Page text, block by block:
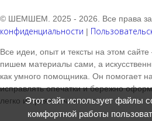
© ШЕМШЕМ. 2025 - 2026. Все права
конфиденциальности |
Все идеи, опыт и тексты на этом
пишем материалы сами, а
как умного помощника. Он помогает
исправлять опечатки и бережно
легко и приятно читать.
Этот сайт использует файлы
комфортной работы